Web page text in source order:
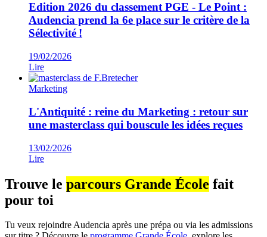
Edition 2026 du classement PGE - Le Point :
Audencia prend la 6e place sur le critère de la
Sélectivité !
19/02/2026
Lire
Marketing
L'Antiquité : reine du Marketing : retour sur
une masterclass qui bouscule les idées reçues
13/02/2026
Lire
Trouve le parcours Grande École fait
pour toi
Tu veux rejoindre Audencia après une prépa ou via les admissions